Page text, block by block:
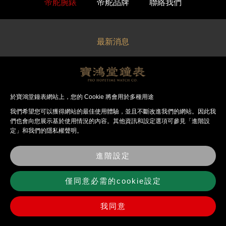
帝舵腕錶 帝舵品牌 聯絡我們
最新消息
關於寶鴻堂
經銷品牌
法律聲明
聯絡我們
於寶鴻堂鐘表網站上，您的 Cookie 將會用於多種用途
我們希望您可以獲得網站的最佳使⽤體驗，並且不斷改進我們的網站。因此我
們也會向您展⽰基於使⽤情況的內容。其他資訊和設定選項可參見「進階設
定」和我們的隱私權聲明。
進階設定
僅同意必需的cookie設定
我同意